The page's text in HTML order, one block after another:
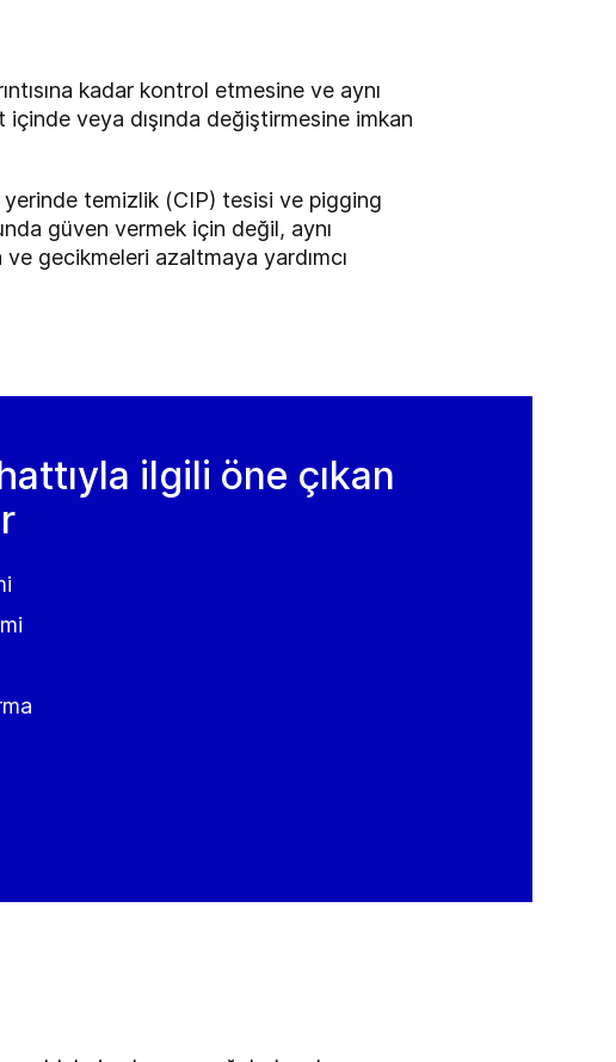
kadar kontrol etmesine ve aynı
veya dışında değiştirmesine imkan
yerinde temizlik (CIP) tesisi ve pigging
güven vermek için değil, aynı
gecikmeleri azaltmaya yardımcı
ilgili öne çıkan